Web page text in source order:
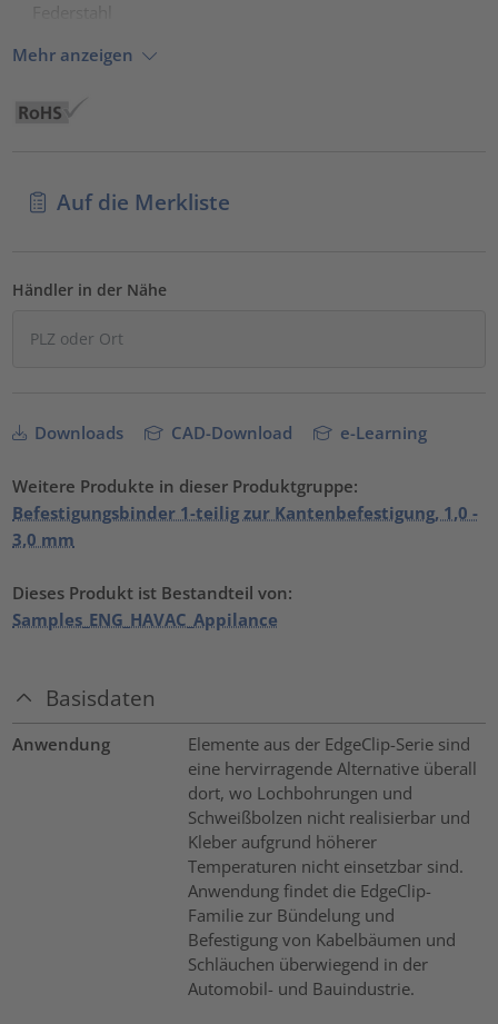
Mehr anzeigen
Auf die Merkliste
Händler in der Nähe
Downloads CAD-Download e-Learning
Weitere Produkte in dieser Produktgruppe:
Befestigungsbinder 1-teilig zur Kantenbefestigung, 1,0 -
3,0 mm
Dieses Produkt ist Bestandteil von:
Samples_ENG_HAVAC_Appilance
Basisdaten
Anwendung
Elemente aus der EdgeClip-Serie sind
eine hervirragende Alternative überall
dort, wo Lochbohrungen und
Schweißbolzen nicht realisierbar und
Kleber aufgrund höherer
Temperaturen nicht einsetzbar sind.
Anwendung findet die EdgeClip-
Familie zur Bündelung und
Befestigung von Kabelbäumen und
Schläuchen überwiegend in der
Automobil- und Bauindustrie.